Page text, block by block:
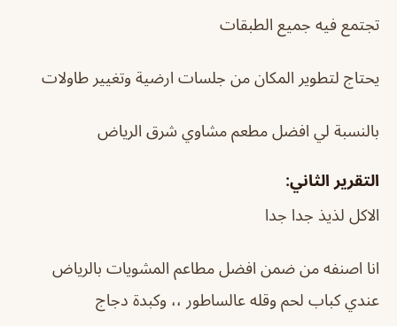
تجتمع فيه جميع الطبقات
يحتاج لتطوير المكان من جلسات ارضية وتغيير طاولات
بالنسبة لي افضل مطعم مشاوي شرق الرياض
التقرير الثاني:
الاكل لذيذ جدا جدا
انا اصنفه من ضمن افضل مطاعم المشويات بالرياض
عندي كباب لحم وقله عالساطور ،، وكبدة دجاج